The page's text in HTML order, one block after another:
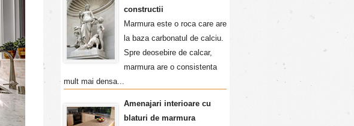
constructii
Marmura este o roca care are
la baza carbonatul de calciu.
Spre deosebire de calcar,
marmura are o consistenta
mult mai densa...
Amenajari interioare cu
blaturi de marmura